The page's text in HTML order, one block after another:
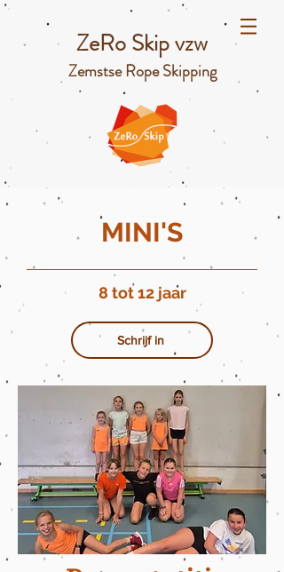
ZeRo Skip vzw
Zemstse Rope Skipping
MINI'S
8 tot 12 jaar
Schrijf in